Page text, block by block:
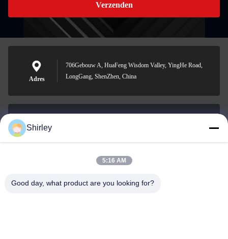
Verzenden
Adres
706Gebouw A, HuaFeng Wisdom Valley, YingHe Road,
LongGang, ShenZhen, China
0086-18148506772
Shirley
5:16 AM
Good day, what product are you looking for?